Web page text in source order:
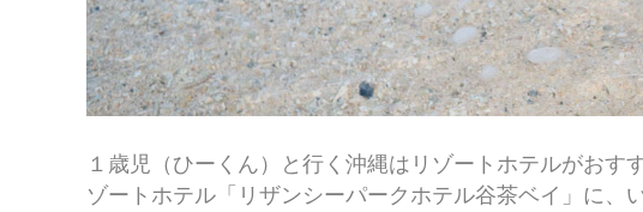
１歳児（ひーくん）と行く沖縄はリゾートホテルがお
ゾートホテル「リザンシーパークホテル谷茶ベイ」に、